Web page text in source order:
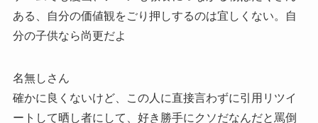
ある、自分の価値観をごり押しするのは宜しくない。自
分の子供なら尚更だよ
名無しさん
確かに良くないけど、この人に直接言わずに引用リツイ
ートして晒し者にして、好き勝手にクソだなんだと罵倒